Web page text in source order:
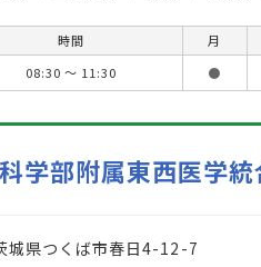
時間 月
08:30 ～ 11:30
●
学部附属東西医学
城県つくば市春日4-12-7